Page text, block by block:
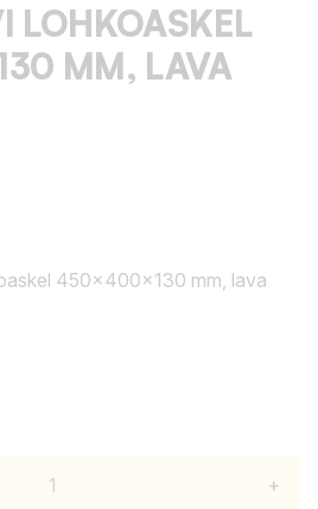
LOHKOASKEL
MM, LAVA
450x400x130 mm, lava
+